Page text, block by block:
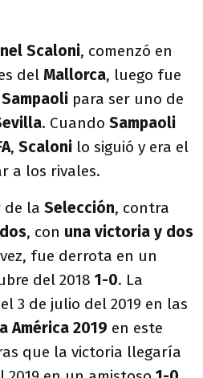
Scaloni, comenzó en
del Mallorca, luego fue
para ser uno de
. Cuando Sampaoli
, Scaloni lo siguió y era el
a los rivales.
de la Selección, contra
, con una victoria y dos
fue derrota en un
del 2018 1-0. La
3 de julio del 2019 en las
América 2019 en este
que la victoria llegaría